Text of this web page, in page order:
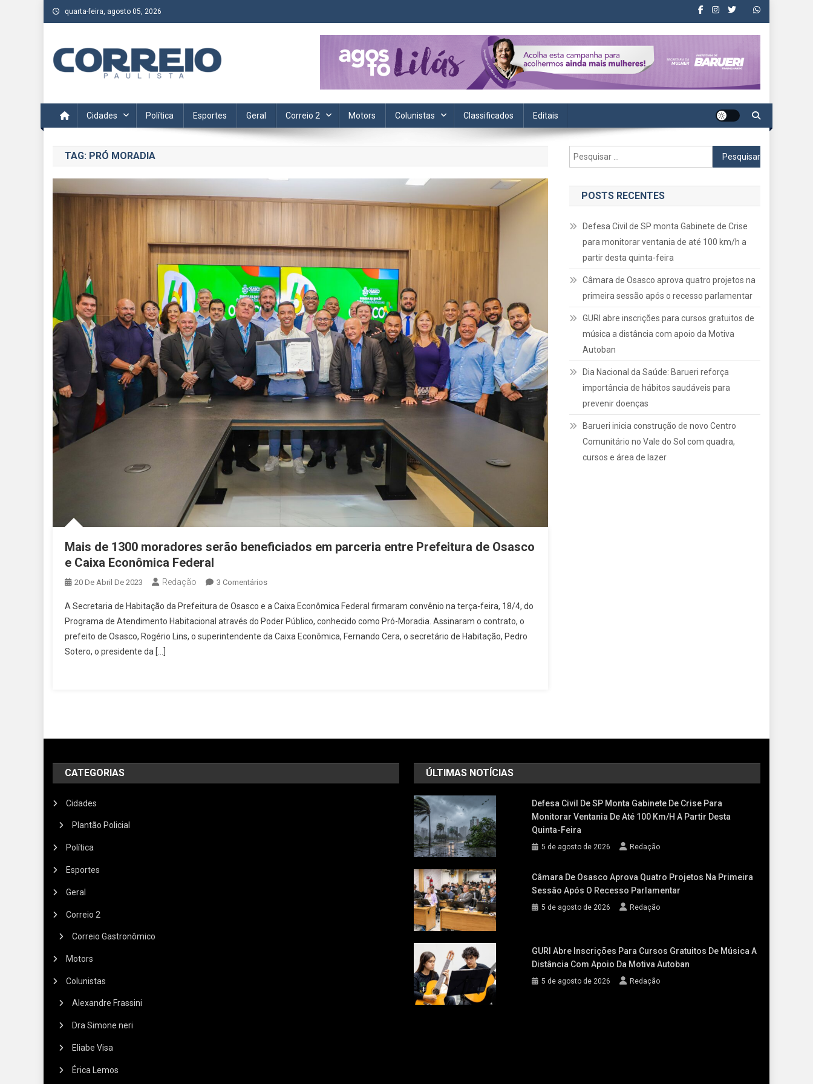
Skip
to
quarta-feira, agosto 05, 2026
Acompanhe as últimas notícias da região no Correio Paulista. Informação, política, saúde, economia, esportes e cotidiano.
Cidades Política Esportes Geral Correio 2 Motors Colunistas Classificados Editais
TAG: PRÓ MORADIA
Mais de 1300 moradores serão beneficiados em parceria entre Prefeitura de Osasco
e Caixa Econômica Federal
20 De Abril De 2023 Redação 3 ComentáriosEm
De 1300
Moradores
Serão
Caixa
A Secretaria de Habitação da Prefeitura de Osasco e a Caixa Econômica Federal firmaram convênio na terça-feira, 18/4, do
Programa de Atendimento Habitacional através do Poder Público, conhecido como Pró-Moradia. Assinaram o contrato, o
prefeito de Osasco, Rogério Lins, o superintendente da Caixa Econômica, Fernando Cera, o secretário de Habitação, Pedro
Sotero, o presidente da […]
Pesquisar
por:
POSTS RECENTES
Defesa Civil de SP monta Gabinete de Crise
para monitorar ventania de até 100 km/h a
partir desta quinta-feira
Câmara de Osasco aprova quatro projetos na
primeira sessão após o recesso parlamentar
GURI abre inscrições para cursos gratuitos de
música a distância com apoio da Motiva
Autoban
Dia Nacional da Saúde: Barueri reforça
importância de hábitos saudáveis para
prevenir doenças
Barueri inicia construção de novo Centro
Comunitário no Vale do Sol com quadra,
cursos e área de lazer
CATEGORIAS
Cidades
Plantão Policial
Política
Esportes
Geral
Correio 2
Correio Gastronômico
Motors
Colunistas
Alexandre Frassini
Dra Simone neri
Eliabe Visa
Érica Lemos
ÚLTIMAS NOTÍCIAS
Defesa Civil De SP Monta Gabinete De Crise Para
Monitorar Ventania De Até 100 Km/h A Partir Desta
Quinta-Feira
5 de agosto de 2026 Redação
Câmara De Osasco Aprova Quatro Projetos Na Primeira
Sessão Após O Recesso Parlamentar
5 de agosto de 2026 Redação
GURI Abre Inscrições Para Cursos Gratuitos De Música A
Distância Com Apoio Da Motiva Autoban
5 de agosto de 2026 Redação